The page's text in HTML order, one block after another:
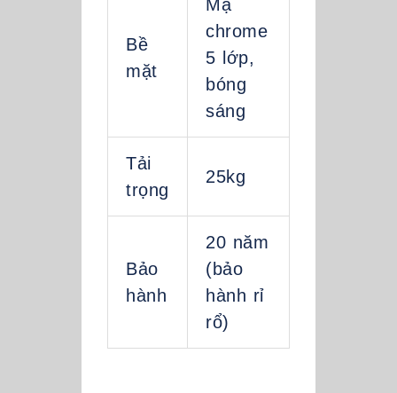
Bề
mặt
Mạ
chrome
5 lớp,
bóng
sáng
Tải
trọng
25kg
Bảo
hành
20 năm
(bảo
hành rỉ
rổ)